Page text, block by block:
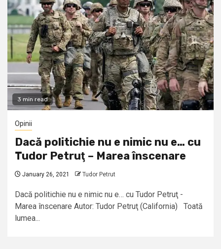
3 min read
Opinii
Dacă politichie nu e nimic nu e… cu
Tudor Petruţ – Marea înscenare
January 26, 2021 Tudor Petrut
Dacă politichie nu e nimic nu e… cu Tudor Petruţ -
Marea înscenare Autor: Tudor Petruţ (California) Toată
lumea...